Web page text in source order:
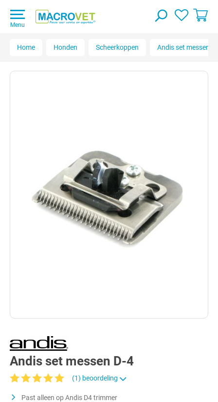
Menu
Home Honden Scheerkoppen Andis set messen
Andis set messen D-4
(1) beoordeling
Past alleen op Andis D4 trimmer